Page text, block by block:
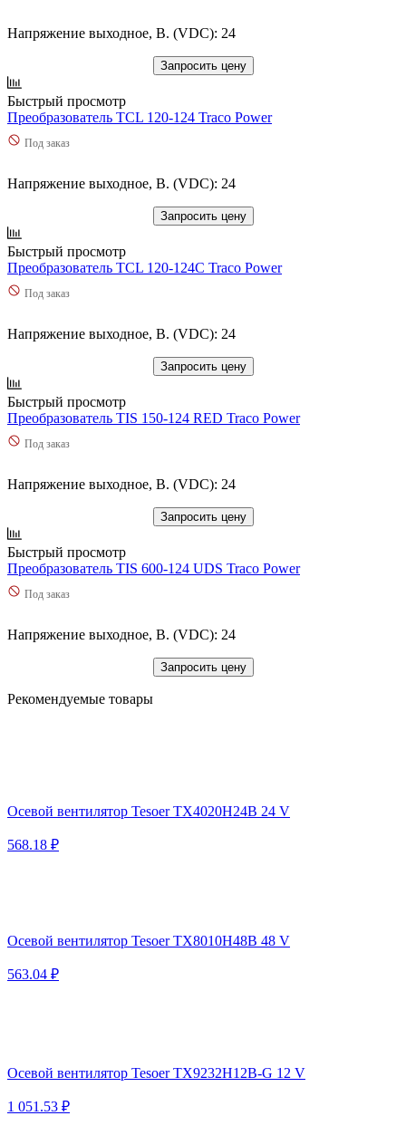
Напряжение выходное, В. (VDC): 24
Запросить цену
Быстрый просмотр
Преобразователь TCL 120-124 Traco Power
Под заказ
Напряжение выходное, В. (VDC): 24
Запросить цену
Быстрый просмотр
Преобразователь TCL 120-124C Traco Power
Под заказ
Напряжение выходное, В. (VDC): 24
Запросить цену
Быстрый просмотр
Преобразователь TIS 150-124 RED Traco Power
Под заказ
Напряжение выходное, В. (VDC): 24
Запросить цену
Быстрый просмотр
Преобразователь TIS 600-124 UDS Traco Power
Под заказ
Напряжение выходное, В. (VDC): 24
Запросить цену
Рекомендуемые товары
Осевой вентилятор Tesoer TX4020H24B 24 V
568.18 ₽
Осевой вентилятор Tesoer TX8010H48B 48 V
563.04 ₽
Осевой вентилятор Tesoer TX9232H12B-G 12 V
1 051.53 ₽